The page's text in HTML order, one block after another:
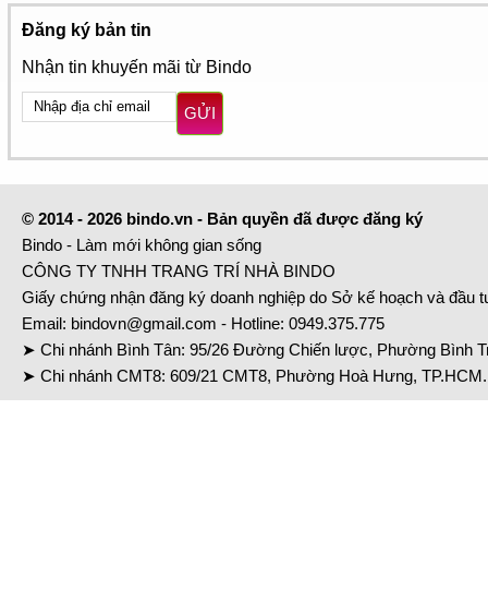
Đăng ký bản tin
Nhận tin khuyến mãi từ Bindo
GỬI
© 2014 - 2026 bindo.vn - Bản quyền đã được đăng ký
Bindo - Làm mới không gian sống
CÔNG TY TNHH TRANG TRÍ NHÀ BINDO
Giấy chứng nhận đăng ký doanh nghiệp do Sở kế hoạch và đầu
Email: bindovn@gmail.com - Hotline: 0949.375.775
➤ Chi nhánh Bình Tân: 95/26 Đường Chiến lược, Phường Bình
➤ Chi nhánh CMT8: 609/21 CMT8, Phường Hoà Hưng,